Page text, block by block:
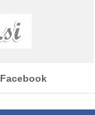
Facebook